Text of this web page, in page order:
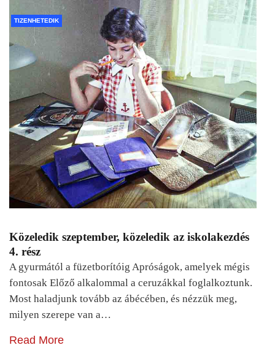
TIZENHETEDIK
Közeledik szeptember, közeledik az iskolakezdés
4. rész
A gyurmától a füzetborítóig Apróságok, amelyek mégis
fontosak Előző alkalommal a ceruzákkal foglalkoztunk.
Most haladjunk tovább az ábécében, és nézzük meg,
milyen szerepe van a…
Read More